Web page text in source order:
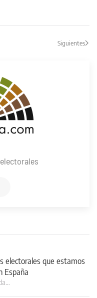
Siguientes
electorales que estamos
España